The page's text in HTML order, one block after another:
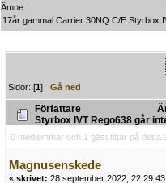
Ämne:
17år gammal Carrier 30NQ C/E Styrbox
Sidor: [1]Gå ned
Författare
Styrbox IVT Rego638 går
0 medlemmar och 1 gäst tittar på detta
Magnusenskede
« skrivet: 28 september 2022,